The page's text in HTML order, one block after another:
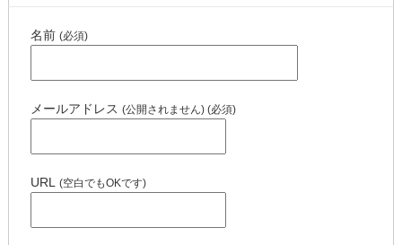
名前 (必須)
メールアドレス (公開されません) (必須)
URL (空白でもOKです)